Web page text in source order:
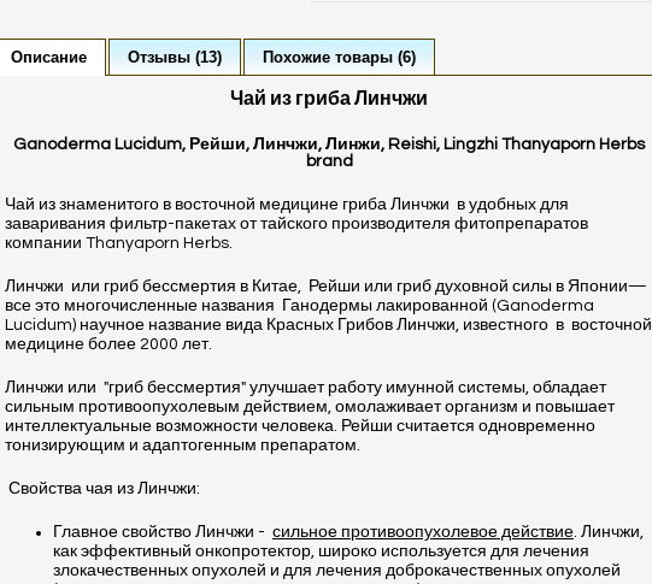
Описание Отзывы (13) Похожие товары (6)
Чай из гриба Линчжи
Ganoderma Lucidum, Рейши, Линчжи, Линжи, Reishi, Lingzhi Thanyaporn Herbs
brand
Чай из знаменитого в восточной медицине гриба Линчжи в удобных для
заваривания фильтр-пакетах от тайского производителя фитопрепаратов
компании Thanyaporn Herbs.
Линчжи или гриб бессмертия в Китае, Рейши или гриб духовной силы в Японии—
все это многочисленные названия
Ганодермы лакированной (Ganoderma
Lucidum) научное название вида Красных Грибов Линчжи, известного в восточной
медицине более 2000 лет.
Линчжи или "гриб бессмертия" улучшает работу имунной системы, обладает
сильным противоопухолевым действием, омолаживает организм и повышает
интеллектуальные возможности человека. Рейши считается одновременно
тонизирующим и адаптогенным препаратом.
Свойства чая из Линчжи:
Главное свойство Линчжи - сильное противоопухолевое действие. Линчжи,
как эффективный онкопротектор, широко используется для лечения
злокачественных опухолей и для лечения доброкачественных опухолей